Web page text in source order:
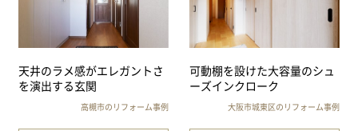
天井のラメ感がエレガントさ
を演出する玄関
高槻市のリフォーム事例
可動棚を設けた大容量のシュ
ーズインクローク
大阪市城東区のリフォーム事例